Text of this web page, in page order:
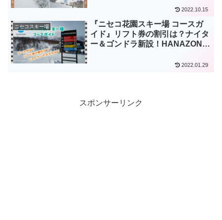
2022.10.15
ニセコスキー場
『ニセコ花園スキー場 コースガ
イド』リフト券の割引は？ナイタ
ー＆ゴンドラ新設！HANAZONO
2022.01.29
スポンサーリンク